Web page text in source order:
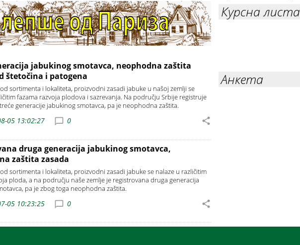
jabukinog smotavca, neophodna zaštita
štetočina i patogena
sortimenta i lokaliteta, proizvodni zasadi jabuke u našoj zemlji se
fazama razvoja plodova i sazrevanja. Na području Srbije registruje
generacije jabukinog smotavca, pa je neophodna zaštita.
05 13:02:27 0
druga generacija jabukinog smotavca,
zaštita zasada
sortimenta i lokaliteta, proizvodni zasadi jabuke se nalaze u različitim
ploda, a na području naše zemlje je registrovana druga generacija
pa je zbog toga neophodna zaštita.
05 10:23:25 0
Курсна листа
Анкета